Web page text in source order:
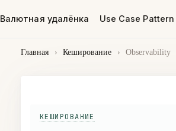
Валютная удалёнка Use Case Pattern
Главная › Кеширование › Observability
КЕШИРОВАНИЕ